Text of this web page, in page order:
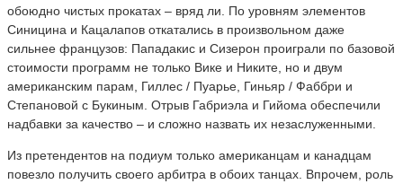
обоюдно чистых прокатах – вряд ли. По уровням элементов
Синицина и Кацалапов откатались в произвольном даже
сильнее французов: Пападакис и Сизерон проиграли по базовой
стоимости программ не только Вике и Никите, но и двум
американским парам, Гиллес / Пуарье, Гиньяр / Фаббри и
Степановой с Букиным. Отрыв Габриэла и Гийома обеспечили
надбавки за качество – и сложно назвать их незаслуженными.
Из претендентов на подиум только американцам и канадцам
повезло получить своего арбитра в обоих танцах. Впрочем, роль